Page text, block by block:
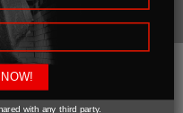
with any third party.